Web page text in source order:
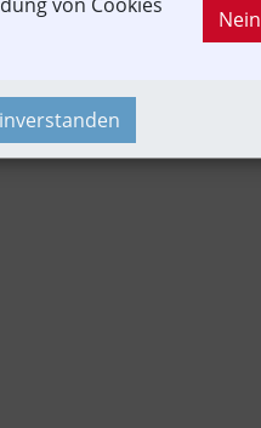
Nein